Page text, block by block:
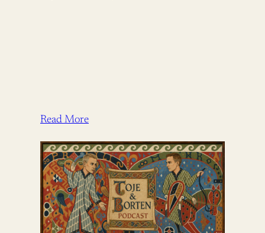
Read More